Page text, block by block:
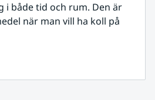
i både tid och rum. Den är
när man vill ha koll på